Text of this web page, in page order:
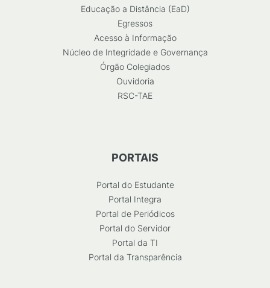
Educação a Distância (EaD)
Egressos
Acesso à Informação
Núcleo de Integridade e Governança
Órgão Colegiados
Ouvidoria
RSC-TAE
PORTAIS
Portal do Estudante
Portal Integra
Portal de Periódicos
Portal do Servidor
Portal da TI
Portal da Transparência